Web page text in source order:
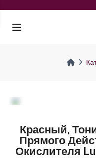
Красный,
Прямого
Окислителя